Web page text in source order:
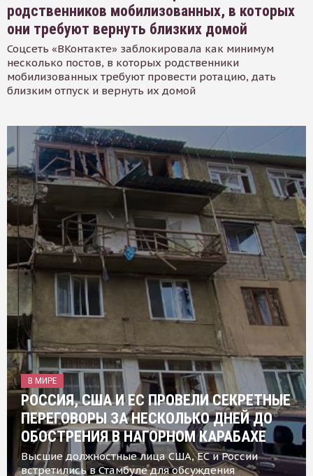
родственников мобилизованных, в которых
они требуют вернуть близких домой
Соцсеть «ВКонтакте» заблокировала как минимум
несколько постов, в которых родственники
мобилизованных требуют провести ротацию, дать
близким отпуск и вернуть их домой
В МИРЕ
РОССИЯ, США И ЕС ПРОВЕЛИ СЕКРЕТНЫЕ
ПЕРЕГОВОРЫ ЗА НЕСКОЛЬКО ДНЕЙ ДО
ОБОСТРЕНИЯ В НАГОРНОМ КАРАБАХЕ
Высшие должностные лица США, ЕС и России
встретились в Стамбуле для обсуждения